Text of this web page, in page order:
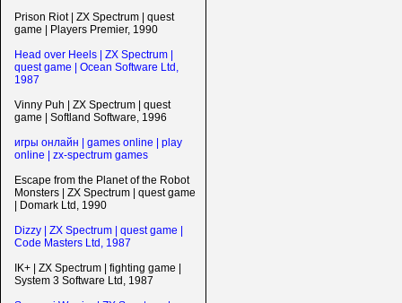
Prison Riot | ZX Spectrum | quest
game | Players Premier, 1990
Head over Heels | ZX Spectrum |
quest game | Ocean Software Ltd,
1987
Vinny Puh | ZX Spectrum | quest
game | Softland Software, 1996
игры онлайн | games online | play
online | zx-spectrum games
Escape from the Planet of the Robot
Monsters | ZX Spectrum | quest game
| Domark Ltd, 1990
Dizzy | ZX Spectrum | quest game |
Code Masters Ltd, 1987
IK+ | ZX Spectrum | fighting game |
System 3 Software Ltd, 1987